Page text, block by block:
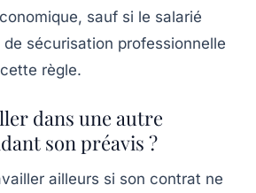
sauf si le salarié
sécurisation professionnelle
règle.
dans une autre
son préavis ?
ailleurs si son contrat ne